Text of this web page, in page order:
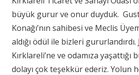
büyük gurur ve onur duyduk.
Konağı’nın sahibesi ve Meclis
aldığı ödül ile bizleri gururlandırdı.
Kırklareli’ne ve odamıza yaşattığı
dolayı çok teşekkür ederiz. Yolun